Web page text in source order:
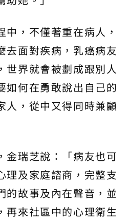
，不僅著重在病人，
去面對疾病，乳癌病友
世界就會被劃成跟別人
如何在勇敢說出自己的
人，從中又得同時兼顧
金瑞芝說：「病友也可
理及家庭諮商，完整支
的故事及內在聲音，並
再來社區中的心理衛生